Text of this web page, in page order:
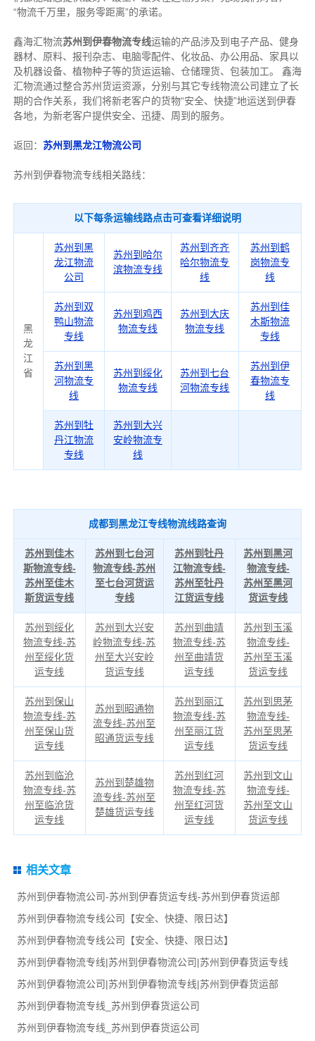
“物流千万里，服务零距离”的承诺。
鑫海汇物流苏州到伊春物流专线运输的产品涉及到电子产品、健身
器材、原料、报刊杂志、电脑零配件、化妆品、办公用品、家具以
及机器设备、植物种子等的货运运输、仓储理货、包装加工。 鑫海
汇物流通过整合苏州货运资源，分别与其它专线物流公司建立了长
期的合作关系，我们将新老客户的货物“安全、快捷”地运送到伊春
各地，为新老客户提供安全、迅捷、周到的服务。
返回： 苏州到黑龙江物流公司
苏州到伊春物流专线相关路线：
以下每条运输线路点击可查看详细说明
黑
龙
江
省
苏州到黑
龙江物流
公司
苏州到哈尔
滨物流专线
苏州到齐齐
哈尔物流专
线
苏州到鹤
岗物流专
线
苏州到双
鸭山物流
专线
苏州到鸡西
物流专线
苏州到大庆
物流专线
苏州到佳
木斯物流
专线
苏州到黑
河物流专
线
苏州到绥化
物流专线
苏州到七台
河物流专线
苏州到伊
春物流专
线
苏州到牡
丹江物流
专线
苏州到大兴
安岭物流专
线
成都到黑龙江专线物流线路查询
苏州到佳木
斯物流专线-
苏州至佳木
斯货运专线
苏州到七台河
物流专线-苏州
至七台河货运
专线
苏州到牡丹
江物流专线-
苏州至牡丹
江货运专线
苏州到黑河
物流专线-
苏州至黑河
货运专线
苏州到绥化
物流专线-苏
州至绥化货
运专线
苏州到大兴安
岭物流专线-苏
州至大兴安岭
货运专线
苏州到曲靖
物流专线-苏
州至曲靖货
运专线
苏州到玉溪
物流专线-
苏州至玉溪
货运专线
苏州到保山
物流专线-苏
州至保山货
运专线
苏州到昭通物
流专线-苏州至
昭通货运专线
苏州到丽江
物流专线-苏
州至丽江货
运专线
苏州到思茅
物流专线-
苏州至思茅
货运专线
苏州到临沧
物流专线-苏
州至临沧货
运专线
苏州到楚雄物
流专线-苏州至
楚雄货运专线
苏州到红河
物流专线-苏
州至红河货
运专线
苏州到文山
物流专线-
苏州至文山
货运专线
相关文章
苏州到伊春物流公司-苏州到伊春货运专线-苏州到伊春货运部
苏州到伊春物流专线公司【安全、快捷、限日达】
苏州到伊春物流专线公司【安全、快捷、限日达】
苏州到伊春物流专线|苏州到伊春物流公司|苏州到伊春货运专线
苏州到伊春物流公司|苏州到伊春物流专线|苏州到伊春货运部
苏州到伊春物流专线_苏州到伊春货运公司
苏州到伊春物流专线_苏州到伊春货运公司